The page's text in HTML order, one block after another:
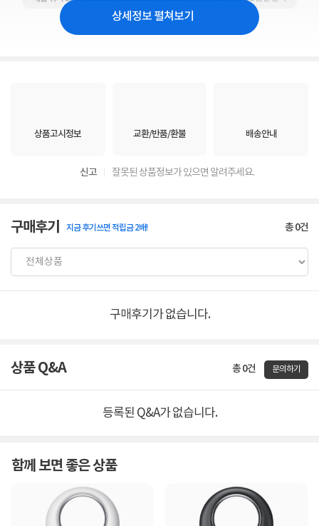
상세정보 펼쳐보기
상품고시정보 교환/반품/환불 배송안내
신고 잘못된 상품정보가 있으면 알려주세요.
구매후기 지금 후기쓰면 적립금 2배! 총0건
구매후기가 없습니다.
상품 Q&A 총 0건 문의하기
등록된 Q&A가 없습니다.
함께 보면 좋은 상품